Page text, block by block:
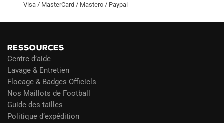
Visa / MasterCard / Mastero / Paypal
RESSOURCES
Centre d’aide
Lavage & Entretien
Flocage & Badges Officiels
Nos Maillots de Football
Guide des tailles
Politique d’expédition